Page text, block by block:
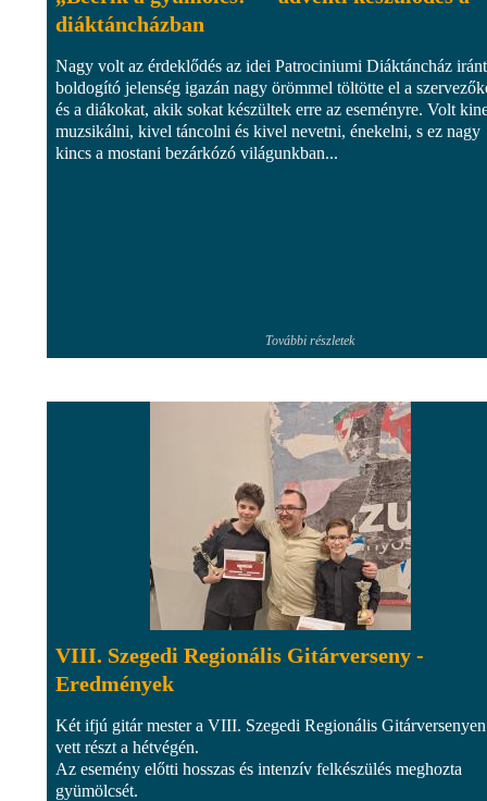
diáktáncházban
Nagy volt az érdeklődés az idei Patrociniumi Diáktáncház
boldogító jelenség igazán nagy örömmel töltötte el a
és a diákokat, akik sokat készültek erre az eseményre. Volt
muzsikálni, kivel táncolni és kivel nevetni, énekelni, s ez nagy
kincs a mostani bezárkózó világunkban...
További részletek
VIII. Szegedi Regionális Gitárverseny -
Eredmények
Két ifjú gitár mester a VIII. Szegedi Regionális Gitárversenyen
vett részt a hétvégén.
Az esemény előtti hosszas és intenzív felkészülés meghozta
gyümölcsét.